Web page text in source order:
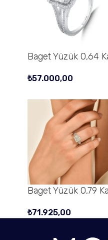
Baget Yüzük 0,64
₺57.000,00
Baget Yüzük 0,79
₺71.925,00